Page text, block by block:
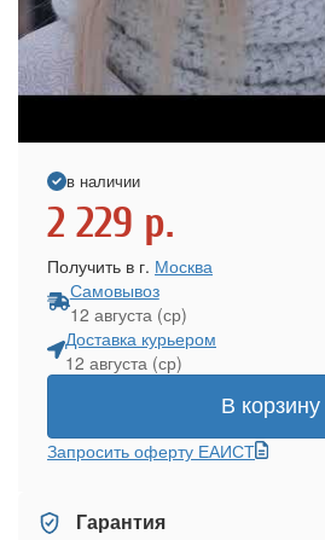
в наличии
2 229 р.
Получить в г. Москва
Самовывоз
12 августа (ср)
Доставка курьером
12 августа (ср)
В корзину
Запросить оферту ЕАИСТ
Гарантия